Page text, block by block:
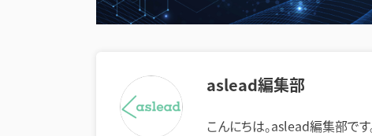
aslead編集部
こんにちは。aslead編集部です